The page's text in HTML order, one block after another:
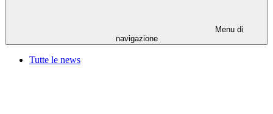
Menu di
navigazione
Tutte le news